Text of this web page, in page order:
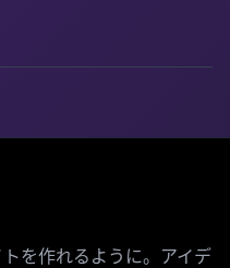
を作れるように。アイデ